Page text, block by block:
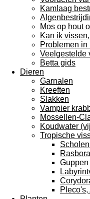
Kamlaag
Mos op hout
Kan ik
Problemen in
Veelgestelde
Betta gids
Dieren
Garnalen
Kreeften
Slakken
Vampier
Mossellen-
Koudwater
Tropische
Guppen